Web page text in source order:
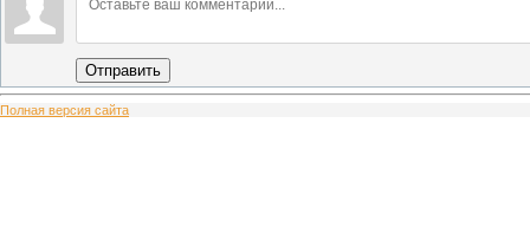
Отправить
Полная версия сайта